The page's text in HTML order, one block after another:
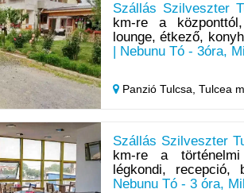
Szállás Szilveszter
km-re a
lounge, étkező,
| Nebunu Tó - 3óra,
Panzió Tulcsa, Tulcea
Szállás Szilveszter
km-re a
légkondi,
Nebunu Tó - 3 óra,